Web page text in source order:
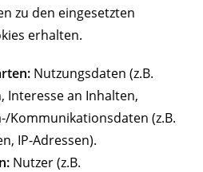
zu den eingesetzten
erhalten.
Nutzungsdaten (z.B.
Interesse an Inhalten,
Kommunikationsdaten (z.B.
IP-Adressen).
Nutzer (z.B.